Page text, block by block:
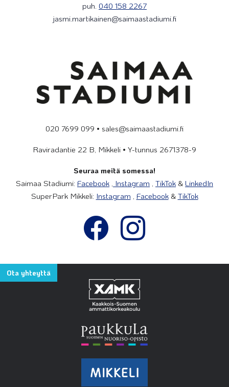
puh. 040 158 2267
jasmi.martikainen@saimaastadiumi.fi
020 7699 099 • sales@saimaastadiumi.fi
Raviradantie 22 B, Mikkeli • Y-tunnus 2671378-9
Seuraa meitä somessa!
Saimaa Stadiumi: Facebook , Instagram , TikTok & LinkedIn
SuperPark Mikkeli: Instagram , Facebook& TikTok
Ota yhteyttä